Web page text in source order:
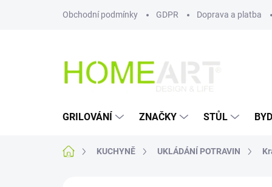
Obchodní podmínky GDPR Doprava a platba
GRILOVÁNÍ ZNAČKY STŮL
Domů KUCHYNĚ UKLÁDÁNÍ POTRAVIN